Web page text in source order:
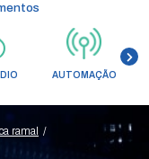
AUTOMAÇÃO
ramal /